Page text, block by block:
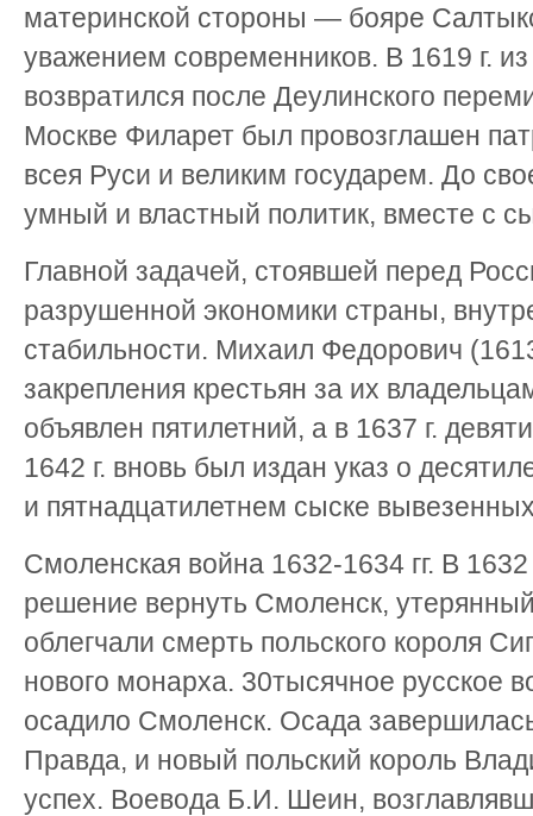
материнской стороны — бояре
уважением современников. В 1619 г. из
возвратился после Деулинского
Москве Филарет был провозглашен
всея Руси и великим государем. До
умный и властный политик, вместе с
Главной задачей, стоявшей перед
разрушенной экономики страны,
стабильности. Михаил Федорович
закрепления крестьян за их
объявлен пятилетний, а в 1637 г.
1642 г. вновь был издан указ о
и пятнадцатилетнем сыске
Смоленская война 1632-1634 гг. В
решение вернуть Смоленск,
облегчали смерть польского короля
нового монарха. 30тысячное русское
осадило Смоленск. Осада
Правда, и новый польский король
успех. Воевода Б.И. Шеин,